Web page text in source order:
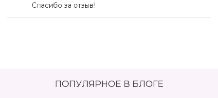
Спасибо за отзыв!
ПОПУЛЯРНОЕ В БЛОГЕ